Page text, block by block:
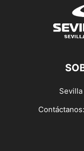
Contáctanos: